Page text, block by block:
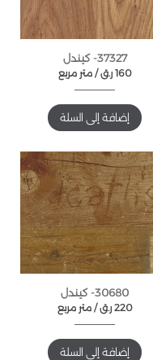
37327- كيندل
متر مربع / 160 ر.ق
إضافة إلى السلة
30680- كيندل
متر مربع / 220 ر.ق
إضافة إلى السلة